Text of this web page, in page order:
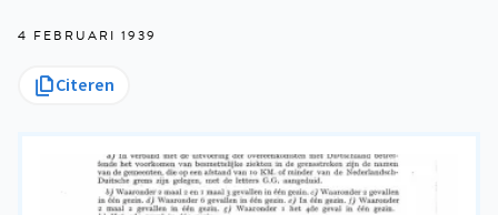
4 FEBRUARI 1939
Citeren